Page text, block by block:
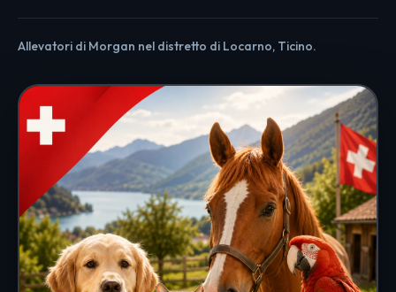
Allevatori di Morgan nel distretto di Locarno, Ticino.